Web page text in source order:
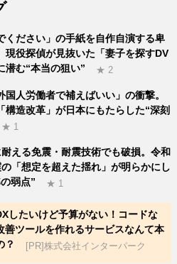
ください」の手紙を自作自演する卑
現役探偵が見抜いた「妻子を探すDV
潜む“本当の狙い”
★ 2
国人労働者で補えばいい」の衝撃。
構造改革」が日本にもたらした“深刻
★ 1
耐える免震・耐震技術でも破損。令和
「想定を超えた揺れ」が明らかにし
弱点”
★ 1
したいけど予算がない！コードな
善ツールを作れるサービスなんて本
？
[PR]株式会社インターパーク